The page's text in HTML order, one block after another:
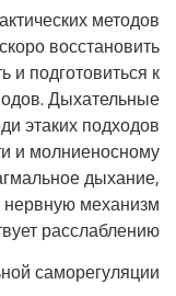
методов
восстановить
подготовиться к
Дыхательные
этаких подходов
и молниеносному
дыхание,
нервную механизм
расслаблению.
саморегуляции: